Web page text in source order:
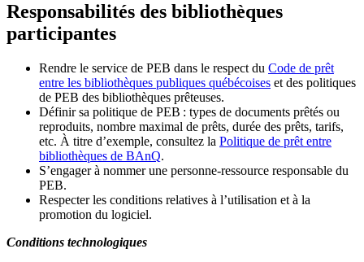
Responsabilités des bibliothèques
participantes
Rendre le service de PEB dans le respect du Code de prêt
entre les bibliothèques publiques québécoises et des politiques
de PEB des bibliothèques prêteuses.
Définir sa politique de PEB : types de documents prêtés ou
reproduits, nombre maximal de prêts, durée des prêts, tarifs,
etc. À titre d’exemple, consultez la Politique de prêt entre
bibliothèques de BAnQ.
S’engager à nommer une personne-ressource responsable du
PEB.
Respecter les conditions relatives à l’utilisation et à la
promotion du logiciel.
Conditions technologiques